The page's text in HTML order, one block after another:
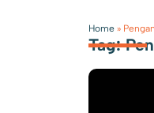
Home »
Tag: